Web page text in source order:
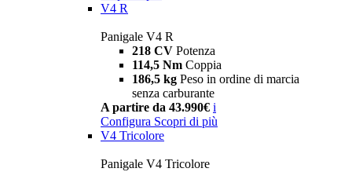
V4 R
Panigale V4 R
218 CV Potenza
114,5 Nm Coppia
186,5 kg Peso in ordine di marcia
senza carburante
A partire da 43.990€ i
Configura Scopri di più
V4 Tricolore
Panigale V4 Tricolore